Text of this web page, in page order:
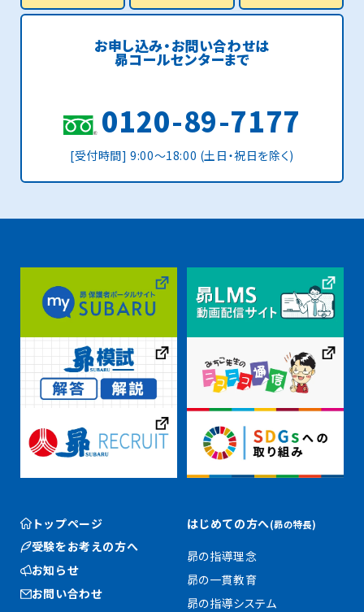
お申し込み・お問い合わせは
昴コールセンターまで
0120-89-7177
[受付時間] 9:00〜18:00 (土日・祝日を除く)
トップページ
受験をお考えの方へ
お知らせ
お問い合わせ
はじめての方へ(昴の特長)
昴の指導理念
昴の一貫教育
昴の指導システム